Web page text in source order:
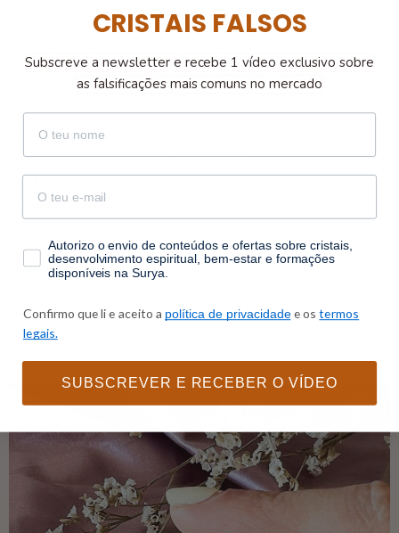
preciosa é mais do que um simples cristal; é uma aliada na tua
INFORMAÇÕES SOBRE A DRUSA CRISTAL Ametista
Como limpar:Água corrente natural. Defumação.
Chakras associados:
Nota:Irás receber o cristal que surge na fotografia.
Tens dúvidas?Entra em contacto
possível.
CRISTAIS FALSOS
Subscreve a newsletter e recebe 1 vídeo exclusivo sobre
as falsificações mais comuns no mercado
nome
email
consentimento
Autorizo o envio de conteúdos e ofertas sobre cristais,
desenvolvimento espiritual, bem-estar e formações
disponíveis na Surya.
Confirmo que li e aceito a política de privacidade e ostermos
legais.
SUBSCREVER E RECEBER O VÍDEO